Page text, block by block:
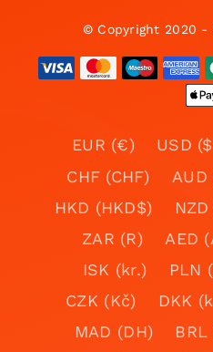
© Copyright 2020 -
EUR (€) USD
CHF (CHF)
AUD
HKD (HKD$)
ZAR (R)
AED
ISK (kr.)
PLN
CZK (Kč)
DKK
MAD (DH)
BRL